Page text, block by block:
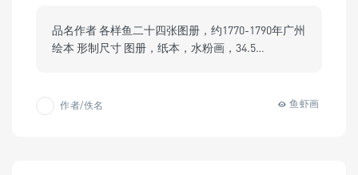
品名作者 各样鱼二十四张图册，约1770-1790年广州
绘本 形制尺寸 图册，纸本，水粉画，34.5…
作者/佚名 鱼虾画